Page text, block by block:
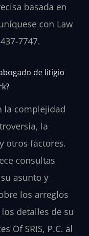
basada en
con Law
7747.
de litigio
la complejidad
la
otros factores.
consultas
asunto y
los arreglos
detalles de su
Of SRIS, P.C. al